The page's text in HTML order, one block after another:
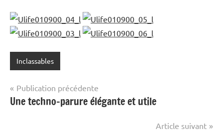
Inclassables
Navigation
de
Publication précédente
Une techno-parure élégante et utile
Article suivant